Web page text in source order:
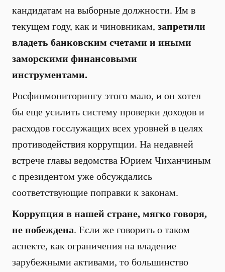
кандидатам на выборные должности. Им в
текущем году, как и чиновникам, запретили
владеть банковским счетами и иными
заморскими финансовыми
инструментами.
Росфинмониторингу этого мало, и он хотел
бы еще усилить систему проверки доходов и
расходов госслужащих всех уровней в целях
противодействия коррупции. На недавней
встрече главы ведомства Юрием Чиханчиным
с президентом уже обсуждались
соответствующие поправки к законам.
Коррупция в нашей стране, мягко говоря,
не побеждена. Если же говорить о таком
аспекте, как ограничения на владение
зарубежными активами, то большинство